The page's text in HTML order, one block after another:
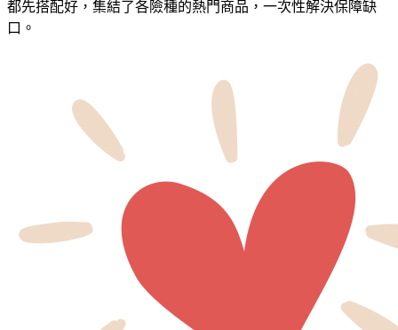
都先搭配好，集結了各險種的熱門商品，一次性解決保障缺
口。